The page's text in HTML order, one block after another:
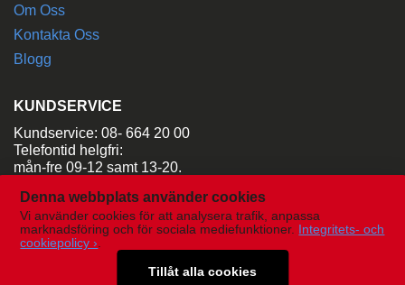
Om Oss
Kontakta Oss
Blogg
KUNDSERVICE
Kundservice: 08- 664 20 00
Telefontid helgfri:
mån-fre 09-12 samt 13-20.
Maila: order@aladdinsuthyrning.se
Denna webbplats använder cookies
Vi använder cookies för att analysera trafik, anpassa
marknadsföring och för sociala mediefunktioner.
Integritets- och
cookiepolicy ›.
Tillåt alla cookies